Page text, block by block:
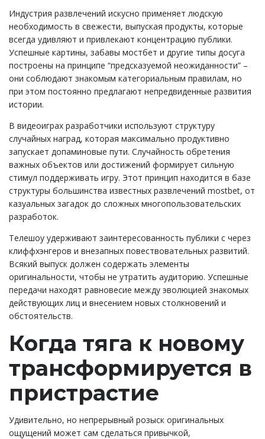
Индустрия развлечений искусно применяет людскую
необходимость в свежести, выпуская продукты, которые
всегда удивляют и привлекают концентрацию публики.
Успешные картины, забавы мостбет и другие типы досуга
построены на принципе “предсказуемой неожиданности” –
они соблюдают знакомым категориальным правилам, но
при этом постоянно предлагают непредвиденные развития
истории.
В видеоиграх разработчики используют структуру
случайных наград, которая максимально продуктивно
запускает допаминовые пути. Случайность обретения
важных объектов или достижений формирует сильную
стимул поддерживать игру. Этот принцип находится в базе
структуры большинства известных развлечений mostbet, от
казуальных загадок до сложных многопользовательских
разработок.
Телешоу удерживают заинтересованность публики с через
клиффхэнгеров и внезапных повествовательных развитий.
Всякий выпуск должен содержать элементы
оригинальности, чтобы не утратить аудиторию. Успешные
передачи находят равновесие между эволюцией знакомых
действующих лиц и внесением новых столкновений и
обстоятельств.
Когда тяга к новому
трансформируется в
пристрастие
Удивительно, но непрерывный розыск оригинальных
ощущений может сам сделаться привычкой,